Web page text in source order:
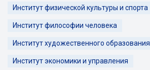
Институт физической культуры и спорта
Институт философии человека
Институт художественного образования
Институт экономики и управления